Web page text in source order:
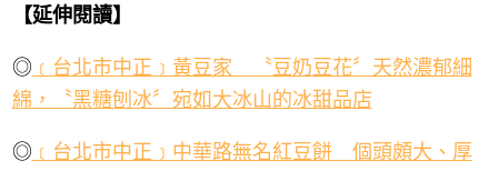
【延伸閱讀】
◎ ﹝ 台北市中正﹞黃豆家 〝豆奶豆花〞天然濃郁細
綿，
〝黑糖刨冰〞宛如大冰山的冰甜品店
◎ ﹝ 台北市中正﹞中華路無名紅豆餅 個頭頗大 、厚